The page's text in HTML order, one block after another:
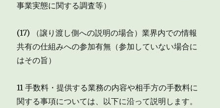
事業実態に関する調査等）
(17) （譲り渡し側への説明の場合）業界内での情報
共有の仕組みへの参加有無（参加していない場合に
はその旨）
11 手数料・提供する業務の内容や相手方の手数料に
関する事項については、以下に沿って説明します。